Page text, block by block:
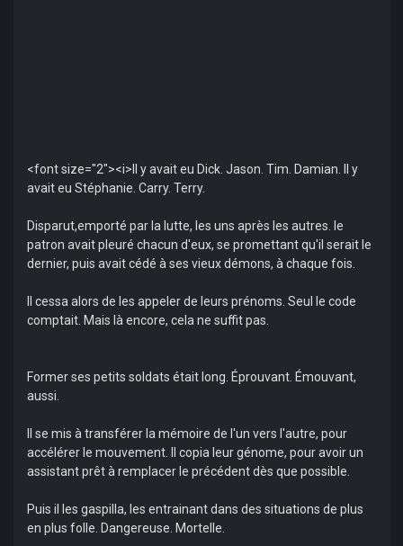
<font size="2"><i>Il y avait eu Dick. Jason. Tim. Damian. Il y
avait eu Stéphanie. Carry. Terry.
Disparut,emporté par la lutte, les uns après les autres. le
patron avait pleuré chacun d'eux, se promettant qu'il serait le
dernier, puis avait cédé à ses vieux démons, à chaque fois.
Il cessa alors de les appeler de leurs prénoms. Seul le code
comptait. Mais là encore, cela ne suffit pas.
Former ses petits soldats était long. Éprouvant. Émouvant,
aussi.
Il se mis à transférer la mémoire de l'un vers l'autre, pour
accélérer le mouvement. Il copia leur génome, pour avoir un
assistant prêt à remplacer le précédent dès que possible.
Puis il les gaspilla, les entrainant dans des situations de plus
en plus folle. Dangereuse. Mortelle.